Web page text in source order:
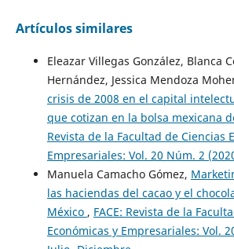
Artículos similares
Eleazar Villegas González, Blanca
Hernández, Jessica Mendoza
crisis de 2008 en el capital
que cotizan en la bolsa mexicana
Revista de la Facultad de Ciencias
Empresariales: Vol. 20 Núm. 2
Manuela Camacho Gómez,
las haciendas del cacao y el
México , FACE: Revista de la
Económicas y Empresariales: Vol.